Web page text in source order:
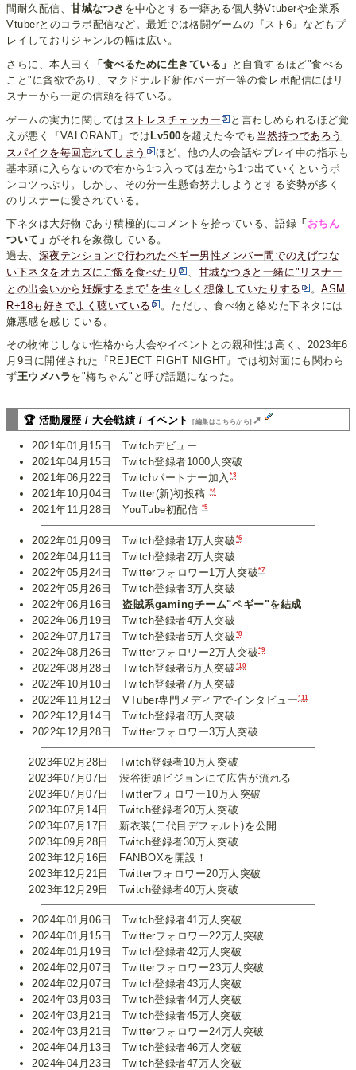
間耐久配信、甘城なつき を中心とする一癖ある個人勢Vtuberや企業系
Vtuberとのコラボ配信など。最近では格闘ゲームの『スト6』などもプ
レイしておりジャンルの幅は広い。
さらに、本人曰く
「食べるために生きている」
と自負するほど"食べる
こと"に貪欲であり、マクドナルド新作バーガー等の食レポ配信にはリ
スナーから一定の信頼を得ている。
ゲームの実力に関しては ストレスチェッカー
と言わしめられるほど覚
えが悪く『VALORANT』ではLv500を超えた今でも 当然持つであろう
スパイクを毎回忘れてしまう
ほど。他の人の会話やプレイ中の指示も
基本頭に入らないので右から1つ入っては左から1つ出ていくというポ
ンコツっぷり。しかし、その分一生懸命努力しようとする姿勢が多く
のリスナーに愛されている。
下ネタは大好物であり積極的にコメントを拾っている、語録 「おちん
ついて」がそれを象徴している。
過去、 深夜テンションで行われたペギー男性メンバー間でのえげつな
い下ネタをオカズにご飯を食べたり
甘城なつきと一緒に"リスナー
との出会いから妊娠するまで"を生々しく想像していたりする
。ASM
R+18も好きでよく聴いている
。ただし、食べ物と絡めた下ネタには
嫌悪感を感じている。
その物怖じしない性格から大会やイベントとの親和性は高く、2023年6
月9日に開催された『REJECT FIGHT NIGHT』では初対面にも関わら
ず王ウメハラを"梅ちゃん"と呼び話題になった。
🏆 活動履歴 / 大会戦績 / イベント[編集はこちらから] ➚
2021年01月15日 Twitchデビュー
2021年04月15日 Twitch登録者1000人突破
2021年06月22日 Twitchパートナー加入 *3
2021年10月04日 Twitter(新)初投稿*4
2021年11月28日 YouTube初配信 *5
2022年01月09日 Twitch登録者1万人突破*6
2022年04月11日 Twitch登録者2万人突破
2022年05月24日 Twitterフォロワー1万人突破*7
2022年05月26日 Twitch登録者3万人突破
2022年06月16日盗賊系gamingチーム"ペギー"を結成
2022年06月19日 Twitch登録者4万人突破
2022年07月17日 Twitch登録者5万人突破*8
2022年08月26日 Twitterフォロワー2万人突破*9
2022年08月28日 Twitch登録者6万人突破*10
2022年10月10日 Twitch登録者7万人突破
2022年11月12日 VTuber専門メディアでインタビュー*11
2022年12月14日 Twitch登録者8万人突破
2022年12月28日 Twitterフォロワー3万人突破
2023年02月28日 Twitch登録者10万人突破
2023年07月07日 渋谷街頭ビジョンにて広告が流れる
2023年07月07日 Twitterフォロワー10万人突破
2023年07月14日 Twitch登録者20万人突破
2023年07月17日 新衣装(二代目デフォルト)を公開
2023年09月28日 Twitch登録者30万人突破
2023年12月16日 FANBOXを開設！
2023年12月21日 Twitterフォロワー20万人突破
2023年12月29日 Twitch登録者40万人突破
2024年01月06日 Twitch登録者41万人突破
2024年01月15日 Twitterフォロワー22万人突破
2024年01月19日 Twitch登録者42万人突破
2024年02月07日 Twitterフォロワー23万人突破
2024年02月07日 Twitch登録者43万人突破
2024年03月03日 Twitch登録者44万人突破
2024年03月21日 Twitch登録者45万人突破
2024年03月21日 Twitterフォロワー24万人突破
2024年04月13日 Twitch登録者46万人突破
2024年04月23日 Twitch登録者47万人突破